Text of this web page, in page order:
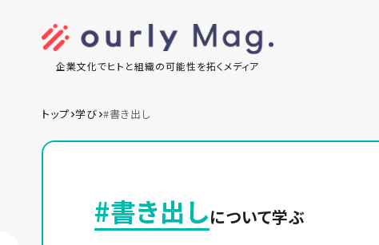
企業文化でヒトと組織の可能性を拓くメディア
トップ 学び #書き出し
#書き出しについて学ぶ